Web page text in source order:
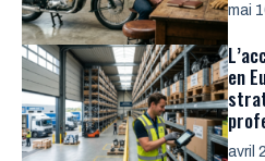
mai
en
avril